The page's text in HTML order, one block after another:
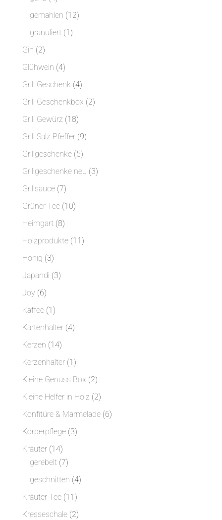
Produkte
gemahlen 1212
granuliert 11
Gin 22
Produkte
Glühwein 44
Produkte
Grill Geschenk 44
Produkte
Grill Geschenkbox 22
Grill Gewürz 1818
Produkte
Grill Salz Pfeffer 99
Grillgeschenke 55
Produkte
Grillgeschenke neu 33
Grillsauce 77
Produkte
Grüner Tee 1010
Heimgart 88
Produkte
Holzprodukte 1111
Honig 33
Produkte
Japandi 33
Joy 66
Produkte
Kaffee 11
Produkt
Kartenhalter 44
Kerzen 1414
Produkte
Kerzenhalter 11
Produkt
Kleine Genuss Box 22
Produkte
Kleine Helfer in Holz 22
Produkte
Konfitüre & Marmelade 66
Körperpflege 33
Kräuter 1414
Produkte
gerebelt 77
Produkte
geschnitten 44
Kräuter Tee 1111
Produkte
Kresseschale 22